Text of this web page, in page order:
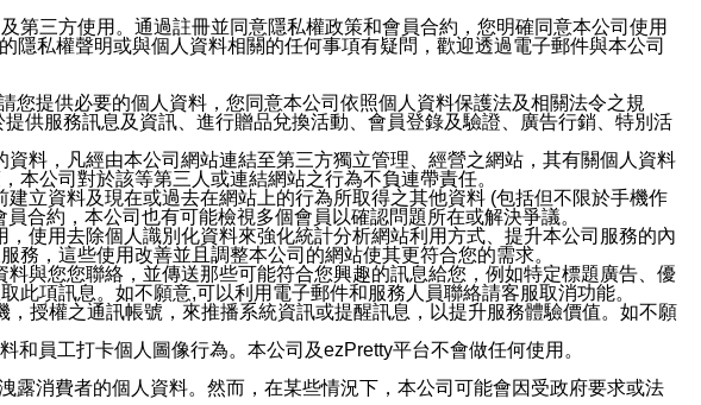
三方使用。通過註冊並同意隱私權政策和會員合約，您明確同意本公司使用
私權聲明或與個人資料相關的任何事項有疑問，歡迎透過電子郵件與本公司
提供必要的個人資料，您同意本公司依照個人資料保護法及相關法令之規
供服務訊息及資訊、進行贈品兌換活動、會員登錄及驗證、廣告行銷、特別活
料，凡經由本公司網站連結至第三方獨立管理、經營之網站，其有關個人資料
公司對於該等第三人或連結網站之行為不負連帶責任。
立資料及現在或過去在網站上的行為所取得之其他資料 (包括但不限於手機作
合約，本公司也有可能檢視多個會員以確認問題所在或解決爭議。
使用去除個人識別化資料來強化統計分析網站利用方式、提升本公司服務的內
，這些使用改善並且調整本公司的網站使其更符合您的需求。
與您您聯絡，並傳送那些可能符合您興趣的訊息給您，例如特定標題廣告、優
項訊息。如不願意,可以利用電子郵件和服務人員聯絡請客服取消功能。
授權之通訊帳號，來推播系統資訊或提醒訊息，以提升服務體驗價值。如不願
員工打卡個人圖像行為。本公司及ezPretty平台不會做任何使用。
消費者的個人資料。然而，在某些情況下，本公司可能會因受政府要求或法